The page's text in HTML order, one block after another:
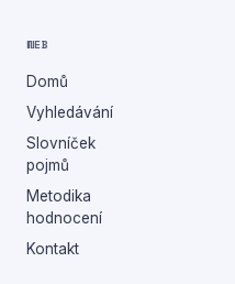
WEB
Domů
Vyhledávání
Slovníček
pojmů
Metodika
hodnocení
Kontakt